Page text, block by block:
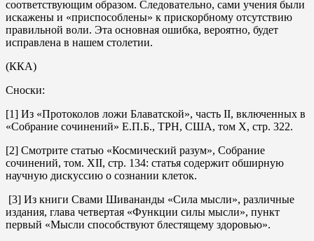
соответствующим образом. Следовательно, сами учения были
искажены и «приспособлены» к прискорбному отсутствию
правильной воли. Эта основная ошибка, вероятно, будет
исправлена в нашем столетии.
(ККА)
Сноски:
[1] Из «Протоколов ложи Блаватской», часть II, включенных в
«Собрание сочинений» Е.П.Б., TPH, США, том X, стр. 322.
[2] Смотрите статью «Космический разум», Собрание
сочинений, том. XII, стр. 134: статья содержит обширную
научную дискуссию о сознании клеток.
[3] Из книги Свами Шивананды «Сила мысли», различные
издания, глава четвертая «Функции силы мысли», пункт
первый «Мысли способствуют блестящему здоровью».